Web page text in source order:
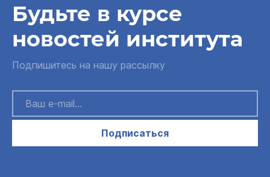
Будьте в курсе
новостей института
Подпишитесь на нашу рассылку
Подписаться